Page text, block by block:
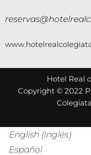
Hotel Real
Copyright © 2022
English (Inglés)
Español